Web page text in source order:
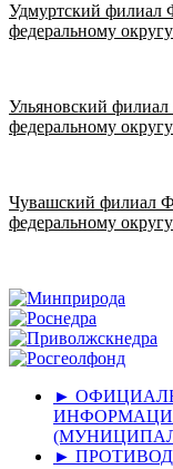
Удмуртский
федеральному
Ульяновский
федеральному
Чувашский филиал
федеральному
►
►